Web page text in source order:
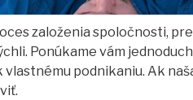
založenia spoločnosti,
Ponúkame vám
podnikaniu. Ak